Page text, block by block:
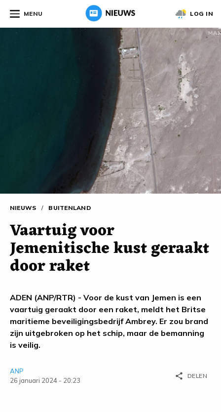
MENU LOG IN
NIEUWS / BUITENLAND
Vaartuig voor
Jemenitische kust geraakt
door raket
ADEN (ANP/RTR) - Voor de kust van Jemen is een
vaartuig geraakt door een raket, meldt het Britse
maritieme beveiligingsbedrijf Ambrey. Er zou brand
zijn uitgebroken op het schip, maar de bemanning
is veilig.
ANP
26 januari 2024 - 20:23
share DELEN